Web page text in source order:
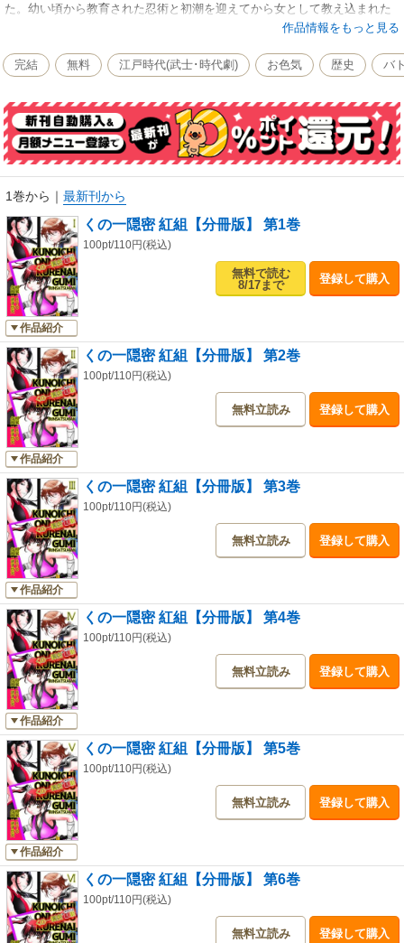
た。幼い頃から教育された忍術と初潮を迎えてから女として教え込まれた
秘術・淫術でカラダを武器に政府の為、闇に隠れて悪党を倒していく…。
にご注意ください）
作品情報をもっと見る
完結 無料 江戸時代(武士･時代劇) お色気 歴史 バ
1巻から ｜ 最新刊から
作品紹介
くの一隠密 紅組【分冊版】 第1巻
100pt/110円(税込)
無料で読む
8/17まで
登録して購入
作品紹介
くの一隠密 紅組【分冊版】 第2巻
100pt/110円(税込)
無料立読み 登録して購入
作品紹介
くの一隠密 紅組【分冊版】 第3巻
100pt/110円(税込)
無料立読み 登録して購入
作品紹介
くの一隠密 紅組【分冊版】 第4巻
100pt/110円(税込)
無料立読み 登録して購入
作品紹介
くの一隠密 紅組【分冊版】 第5巻
100pt/110円(税込)
無料立読み 登録して購入
くの一隠密 紅組【分冊版】 第6巻
100pt/110円(税込)
無料立読み 登録して購入